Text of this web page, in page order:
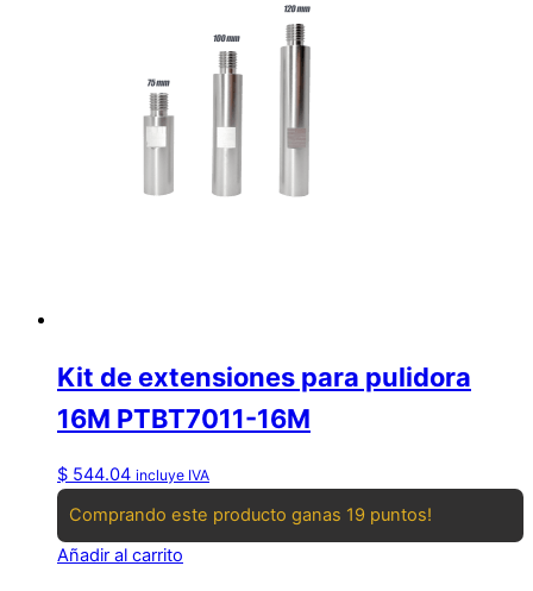
Kit de extensiones para pulidora
16M PTBT7011-16M
$ 544.04 incluye IVA
Comprando este producto ganas 19 puntos!
Añadir al carrito